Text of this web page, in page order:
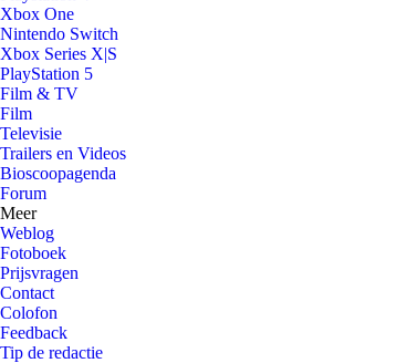
Xbox One
Nintendo Switch
Xbox Series X|S
PlayStation 5
Film & TV
Film
Televisie
Trailers en Videos
Bioscoopagenda
Forum
Meer
Weblog
Fotoboek
Prijsvragen
Contact
Colofon
Feedback
Tip de redactie